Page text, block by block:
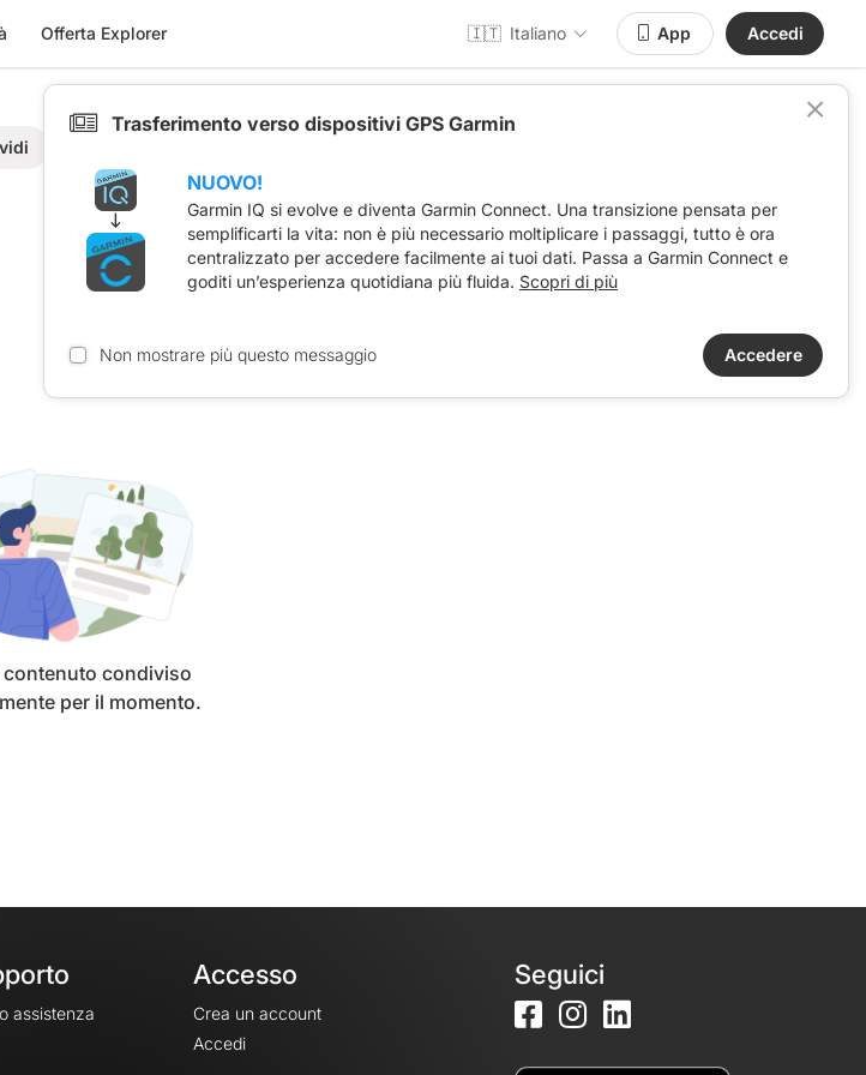
Offerta Explorer 🇮🇹 Italiano App Accedi
contenuto condiviso
per il momento.
assistenza
Accesso
Crea un account
Accedi
Seguici
Trasferimento verso dispositivi GPS Garmin
NUOVO!
Garmin IQ si evolve e diventa Garmin Connect. Una transizione pensata per
semplificarti la vita: non è più necessario moltiplicare i passaggi, tutto è ora
centralizzato per accedere facilmente ai tuoi dati. Passa a Garmin Connect e
goditi un’esperienza quotidiana più fluida. Scopri di più
Non mostrare più questo messaggio Accedere